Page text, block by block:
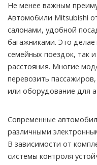
Не менее важным
Автомобили Mitsubishi
салонами, удобной
багажниками. Это
семейных поездок, так
расстояния. Многие
перевозить
или оборудование для
Современные
различными
В зависимости от
системы контроля